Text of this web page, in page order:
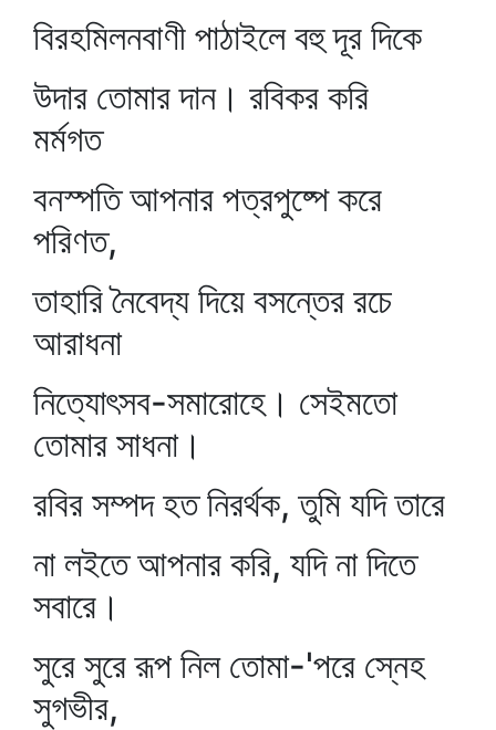
বিরহমিলনবাণী পাঠাইলে বহু দূর দিকে
উদার তোমার দান। রবিকর করি
মর্মগত
বনস্পতি আপনার পত্রপুষ্পে করে
পরিণত,
তাহারি নৈবেদ্য দিয়ে বসন্তের রচে
আরাধনা
নিত্যোৎসব-সমারোহে। সেইমতো
তোমার সাধনা।
রবির সম্পদ হত নিরর্থক, তুমি যদি তারে
না লইতে আপনার করি, যদি না দিতে
সবারে।
সুরে সুরে রূপ নিল তোমা-'পরে স্নেহ
সুগভীর,